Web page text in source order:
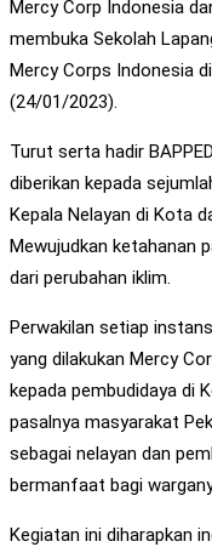
Mercy Corp Indonesia
membuka Sekolah
Mercy Corps Indonesia
(24/01/2023).
Turut serta hadir
diberikan kepada
Kepala Nelayan di Kota
Mewujudkan ketahanan
dari perubahan iklim.
Perwakilan setiap
yang dilakukan Mercy
kepada pembudidaya di
pasalnya masyarakat
sebagai nelayan dan
bermanfaat bagi
Kegiatan ini diharapkan